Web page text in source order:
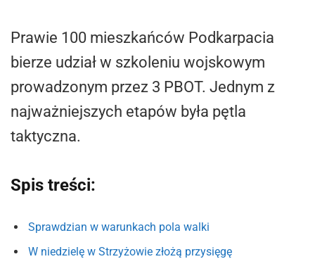
Prawie 100 mieszkańców Podkarpacia
bierze udział w szkoleniu wojskowym
prowadzonym przez 3 PBOT. Jednym z
najważniejszych etapów była pętla
taktyczna.
Spis treści:
Sprawdzian w warunkach pola walki
W niedzielę w Strzyżowie złożą przysięgę